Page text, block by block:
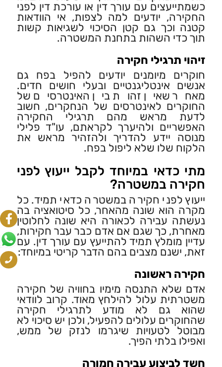
כשמתייעצים עם עורך דין או עורכת דין לפני
החקירה, יודעים למה לצפות, אי הוודאות
קטנה וכך גם קטן הסיכוי לשגיאות קשות
תוך כדי השהות בתחנת המשטרה.
זיהוי תרגילי חקירה
חוקרים מיומנים יודעים להפיל בפח גם
אנשים אינטליגנטיים ובעלי חושים חדים.
מאחר שאין זהות בין האינטרסים של
החוקרים לאינטרסים של הנחקרים, חשוב
לדעת מראש מהם תרגילי החקירה
האפשריים ולהיערך לקראתם, עו"ד פלילי
מנוסה יידע להדריך ולהזהיר מראש את
הלקוח שלו שלא ליפול בפח.
מתי כדאי במיוחד לקבל ייעוץ לפני
חקירה במשטרה?
ייעוץ לפני חקירה במשטרה כדאי תמיד. כל
מקרה הוא שונה מהאחר, כל סיטואציה בה
נעשתה עבירה לכאורה היא שונה לחלוטין
מאחרת, כך שגם אם אדם כבר עבר חקירות,
עדיין מומלץ תמיד להתייעץ עם עורך דין. עם
זאת, ישנם מצבים בהם הדבר קריטי במיוחד:
חקירה ראשונה
אדם שלא התנסה מימיו בחוויה של חקירה
משטרתית עלול להילחץ מאוד. קרוב לוודאי
שהוא גם לא מודע לתרגילי חקירה
שהחוקרים עלולים להפעיל, ולכן יש סיכוי לא
מבוטל לטעויות שיגרמו לנזק של ממש,
ואפילו בלתי הפיך.
חשד לביצוע עבירה חמורה